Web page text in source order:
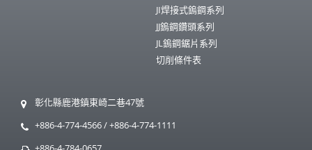
JI焊接式鎢鋼系列
JJ鎢鋼鑽頭系列
JL鎢鋼鋸片系列
切削條件表
彰化縣鹿港鎮東崎二巷47號
+886-4-774-4566/+886-4-774-1111